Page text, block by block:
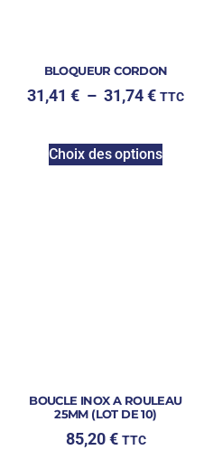
BLOQUEUR CORDON
31,41 € – 31,74€ TTC
Choix des options
BOUCLE INOX A ROULEAU
25MM (LOT DE 10)
85,20€ TTC